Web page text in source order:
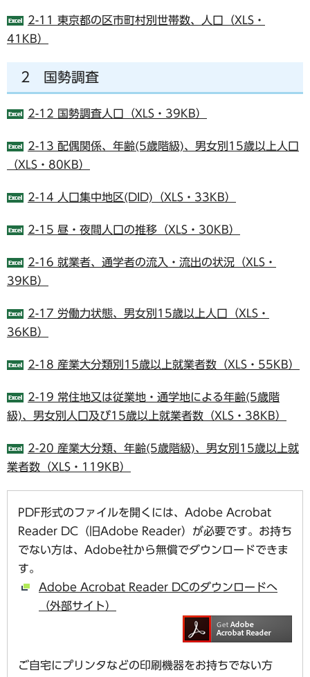
2-11 東京都の区市町村別世帯数、人口（XLS・
41KB）
2 国勢調査
2-12 国勢調査人口（XLS・39KB）
2-13 配偶関係、年齢(5歳階級)、男女別15歳以上人口
（XLS・80KB）
2-14 人口集中地区(DID)（XLS・33KB）
2-15 昼・夜間人口の推移（XLS・30KB）
2-16 就業者、通学者の流入・流出の状況（XLS・
39KB）
2-17 労働力状態、男女別15歳以上人口（XLS・
36KB）
2-18 産業大分類別15歳以上就業者数（XLS・55KB）
2-19 常住地又は従業地・通学地による年齢(5歳階
級)、男女別人口及び15歳以上就業者数（XLS・38KB）
2-20 産業大分類、年齢(5歳階級)、男女別15歳以上就
業者数（XLS・119KB）
PDF形式のファイルを開くには、Adobe Acrobat
Reader DC（旧Adobe Reader）が必要です。お持ち
でない方は、Adobe社から無償でダウンロードできま
す。
Adobe Acrobat Reader DCのダウンロードへ
（外部サイト）
ご自宅にプリンタなどの印刷機器をお持ちでない方